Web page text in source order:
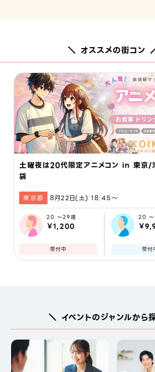
＼ オススメの街コン
土曜夜は20代限定アニメコン in 東京/
袋
東京都 8月22日(土) 18:45〜
20 ～29歳
￥1,200
受付中
20
￥
受付
＼ イベントのジャンルから